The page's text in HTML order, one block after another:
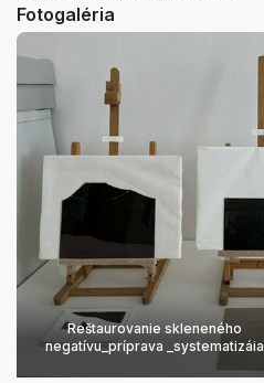
Fotogaléria
Reštaurovanie skleneného
negatívu_príprava _systematizáia